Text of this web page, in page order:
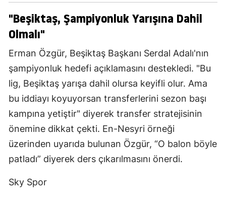
"Beşiktaş, Şampiyonluk Yarışına Dahil
Olmalı"
Erman Özgür, Beşiktaş Başkanı Serdal Adalı'nın
şampiyonluk hedefi açıklamasını destekledi. "Bu
lig, Beşiktaş yarışa dahil olursa keyifli olur. Ama
bu iddiayı koyuyorsan transferlerini sezon başı
kampına yetiştir" diyerek transfer stratejisinin
önemine dikkat çekti. En-Nesyri örneği
üzerinden uyarıda bulunan Özgür, “O balon böyle
patladı” diyerek ders çıkarılmasını önerdi.
Sky Spor